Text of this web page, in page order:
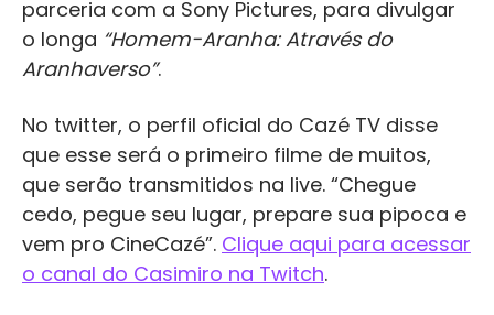
parceria com a Sony Pictures, para divulgar
o longa “Homem-Aranha: Através do
Aranhaverso”.
No twitter, o perfil oficial do Cazé TV disse
que esse será o primeiro filme de muitos,
que serão transmitidos na live. “Chegue
cedo, pegue seu lugar, prepare sua pipoca e
vem pro CineCazé”. Clique aqui para acessar
o canal do Casimiro na Twitch.